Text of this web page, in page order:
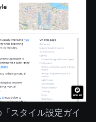
「スタイル設定ガイ